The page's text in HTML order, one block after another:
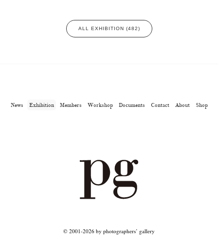
ALL EXHIBITION (482)
News Exhibition Members Workshop Documents Contact About Shop
© 2001-2026 by photographers’ gallery